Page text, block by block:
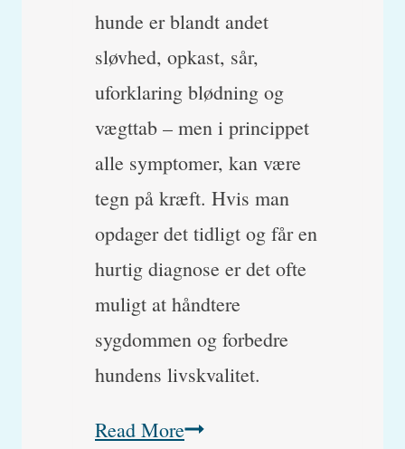
hunde er blandt andet
sløvhed, opkast, sår,
uforklaring blødning og
vægttab – men i princippet
alle symptomer, kan være
tegn på kræft. Hvis man
opdager det tidligt og får en
hurtig diagnose er det ofte
muligt at håndtere
sygdommen og forbedre
hundens livskvalitet.
Read MoreKan